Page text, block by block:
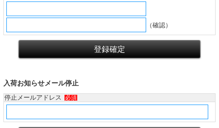
（確認）
入荷お知らせメール停止
停止メールアドレス 必須